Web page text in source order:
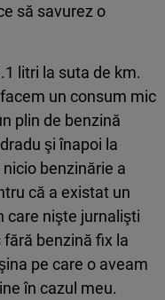
să savurez o
litri la suta de km.
un consum mic
plin de benzină
şi înapoi la
benzinărie a
că a existat un
care nişte jurnalişti
fără benzină fix la
pe care o aveam
în cazul meu.